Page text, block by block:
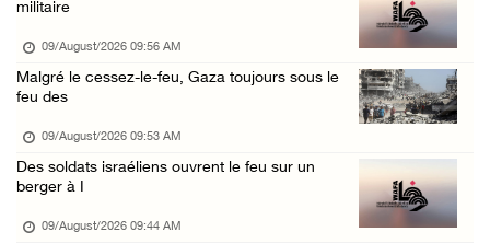
08/August/2026 02:54 PM
Le Président reçoit le conseil municipal de ...
08/August/2026 02:21 PM
L’occupation continue de ravager des terres ...
73384 martyrs et 174242 blessés depuis le dé ...
militaire
09/August/2026 09:56 AM
Malgré le cessez-le-feu, Gaza toujours sous le
feu des
09/August/2026 09:53 AM
Des soldats israéliens ouvrent le feu sur un
berger à I
09/August/2026 09:44 AM